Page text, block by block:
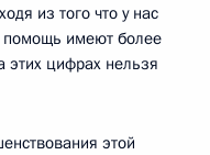
из того что у нас
помощь имеют более
этих цифрах нельзя
этой